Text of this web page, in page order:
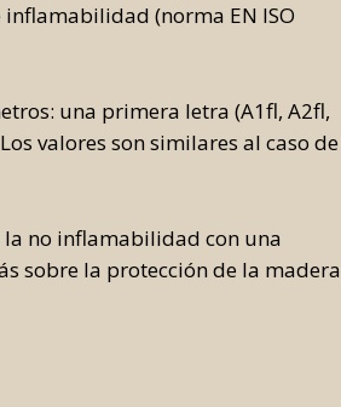
(norma EN ISO
una primera letra (A1fl, A2fl,
valores son similares al caso de
la no inflamabilidad con una
sobre la protección de la madera